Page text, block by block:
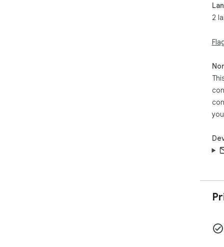
2